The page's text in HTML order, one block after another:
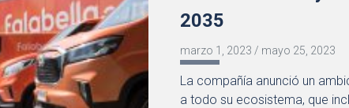
2035
marzo 1, 2023 / mayo 25, 2023
La compañía anunció un
a todo su ecosistema, que